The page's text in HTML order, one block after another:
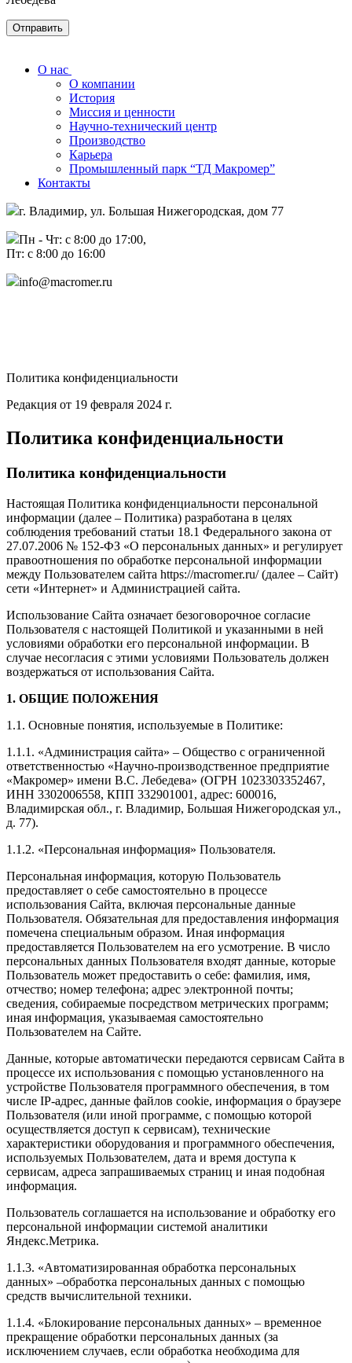
О нас
О компании
История
Миссия и ценности
Научно-технический центр
Производство
Карьера
Промышленный парк “ТД Макромер”
Контакты
г. Владимир, ул. Большая Нижегородская, дом 77
Пн - Чт: с 8:00 до 17:00,
Пт: с 8:00 до 16:00
info@macromer.ru
Политика конфиденциальности
Редакция от 19 февраля 2024 г.
Политика конфиденциальности
Политика конфиденциальности
Настоящая Политика конфиденциальности персональной
информации (далее – Политика) разработана в целях
соблюдения требований статьи 18.1 Федерального закона от
27.07.2006 № 152-ФЗ «О персональных данных» и регулирует
правоотношения по обработке персональной информации
между Пользователем сайта https://macromer.ru/ (далее – Сайт)
сети «Интернет» и Администрацией сайта.
Использование Сайта означает безоговорочное согласие
Пользователя с настоящей Политикой и указанными в ней
условиями обработки его персональной информации. В
случае несогласия с этими условиями Пользователь должен
воздержаться от использования Сайта.
1. ОБЩИЕ ПОЛОЖЕНИЯ
1.1. Основные понятия, используемые в Политике:
1.1.1. «Администрация сайта» – Общество с ограниченной
ответственностью «Научно-производственное предприятие
«Макромер» имени В.С. Лебедева» (ОГРН 1023303352467,
ИНН 3302006558, КПП 332901001, адрес: 600016,
Владимирская обл., г. Владимир, Большая Нижегородская ул.,
д. 77).
1.1.2. «Персональная информация» Пользователя.
Персональная информация, которую Пользователь
предоставляет о себе самостоятельно в процессе
использования Сайта, включая персональные данные
Пользователя. Обязательная для предоставления информация
помечена специальным образом. Иная информация
предоставляется Пользователем на его усмотрение. В число
персональных данных Пользователя входят данные, которые
Пользователь может предоставить о себе: фамилия, имя,
отчество; номер телефона; адрес электронной почты;
сведения, собираемые посредством метрических программ;
иная информация, указываемая самостоятельно
Пользователем на Сайте.
Данные, которые автоматически передаются сервисам Сайта в
процессе их использования с помощью установленного на
устройстве Пользователя программного обеспечения, в том
числе IP-адрес, данные файлов cookie, информация о браузере
Пользователя (или иной программе, с помощью которой
осуществляется доступ к сервисам), технические
характеристики оборудования и программного обеспечения,
используемых Пользователем, дата и время доступа к
сервисам, адреса запрашиваемых страниц и иная подобная
информация.
Пользователь соглашается на использование и обработку его
персональной информации системой аналитики
Яндекс.Метрика.
1.1.3. «Автоматизированная обработка персональных
данных» –обработка персональных данных с помощью
средств вычислительной техники.
1.1.4. «Блокирование персональных данных» – временное
прекращение обработки персональных данных (за
исключением случаев, если обработка необходима для